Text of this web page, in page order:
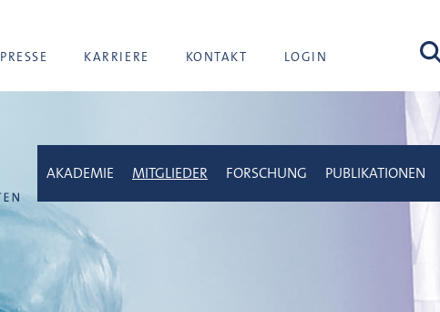
PRESSE KARRIERE KONTAKT LOGIN Suche
AKADEMIE MITGLIEDER FORSCHUNG PUBLIKATIONEN